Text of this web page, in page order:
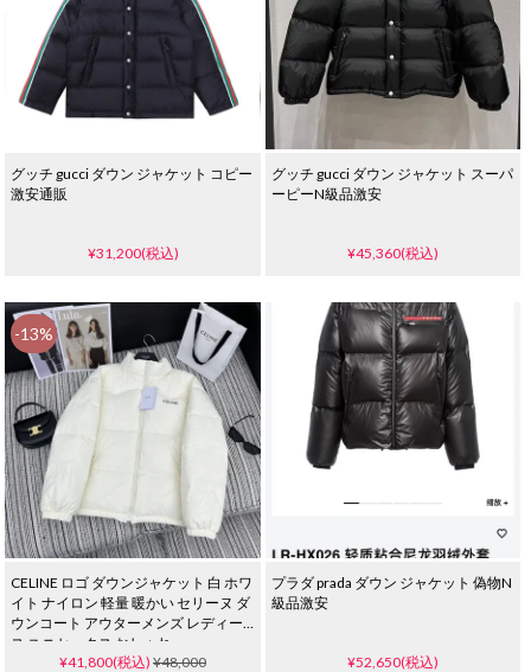
グッチ gucci ダウン ジャケット コピー
激安通販
¥31,200(税込)
グッチ gucci ダウン ジャケット スーパ
ーピーN級品激安
¥45,360(税込)
-13%
CELINE ロゴ ダウンジャケット 白 ホワ
イト ナイロン 軽量 暖かい セリーヌ ダ
ウンコート アウターメンズ レディー
ス ユニセックス おしゃれ
¥41,800(税込)¥48,000
プラダ prada ダウン ジャケット 偽物N
級品激安
¥52,650(税込)